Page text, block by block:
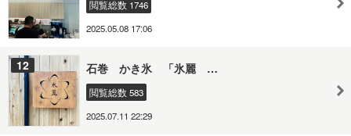
閲覧総数 1746
2025.05.08 17:06
12 石巻 かき氷 「氷麗 …
閲覧総数 583
2025.07.11 22:29